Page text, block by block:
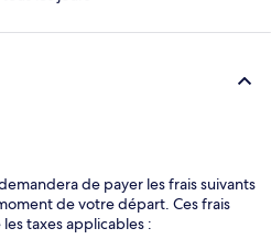
de payer les frais suivants
de votre départ. Ces frais
taxes applicables :